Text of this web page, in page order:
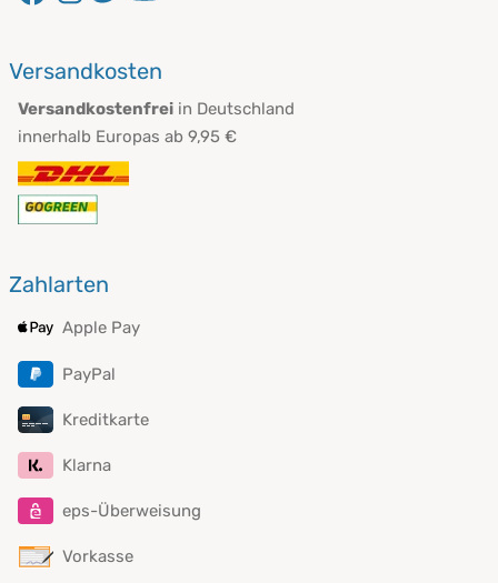
Versandkosten
Versandkostenfrei in Deutschland
innerhalb Europas ab 9,95 €
Zahlarten
Apple Pay
PayPal
Kreditkarte
Klarna
eps-Überweisung
Vorkasse